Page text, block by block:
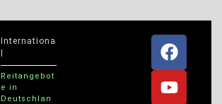
Internationa
Reitangebot
e in
Deutschlan